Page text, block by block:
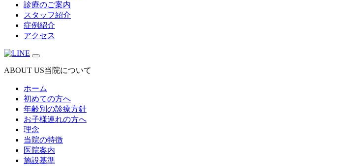
診療のご案内
スタッフ紹介
症例紹介
アクセス
ABOUT US当院について
ホーム
初めての方へ
年齢別の診療方針
お子様連れの方へ
理念
当院の特徴
医院案内
施設基準